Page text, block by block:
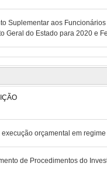
Suplementar aos
Geral do Estado para 2020 e
execução orçamental em
de Procedimentos do